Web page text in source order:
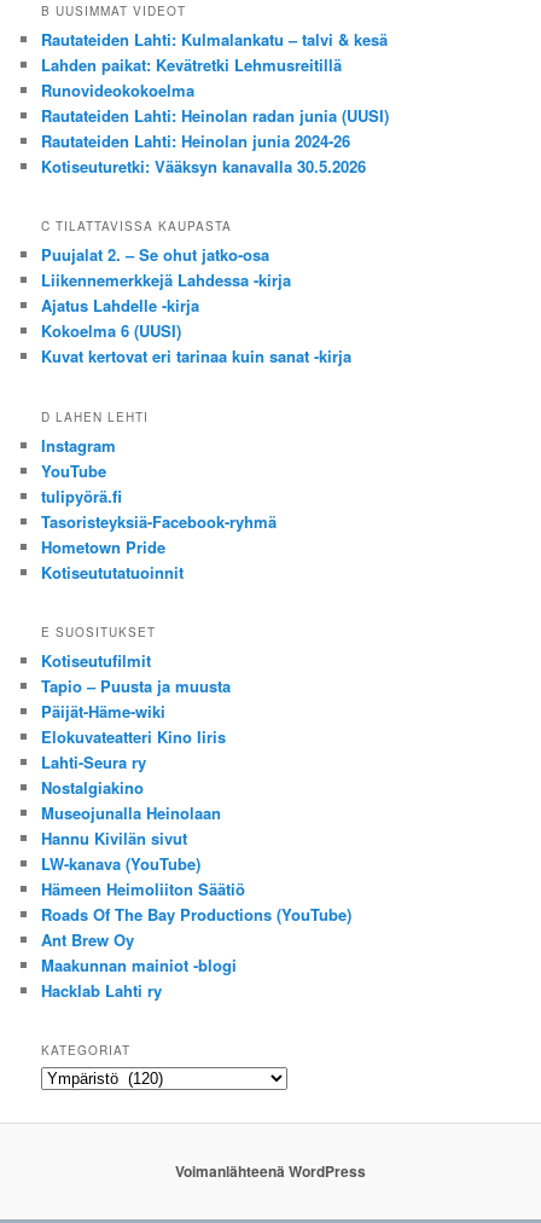
B UUSIMMAT VIDEOT
Rautateiden Lahti: Kulmalankatu – talvi & kesä
Lahden paikat: Kevätretki Lehmusreitillä
Runovideokokoelma
Rautateiden Lahti: Heinolan radan junia (UUSI)
Rautateiden Lahti: Heinolan junia 2024-26
Kotiseuturetki: Vääksyn kanavalla 30.5.2026
C TILATTAVISSA KAUPASTA
Puujalat 2. – Se ohut jatko-osa
Liikennemerkkejä Lahdessa -kirja
Ajatus Lahdelle -kirja
Kokoelma 6 (UUSI)
Kuvat kertovat eri tarinaa kuin sanat -kirja
D LAHEN LEHTI
Instagram
YouTube
tulipyörä.fi
Tasoristeyksiä-Facebook-ryhmä
Hometown Pride
Kotiseututatuoinnit
E SUOSITUKSET
Kotiseutufilmit
Tapio – Puusta ja muusta
Päijät-Häme-wiki
Elokuvateatteri Kino Iiris
Lahti-Seura ry
Nostalgiakino
Museojunalla Heinolaan
Hannu Kivilän sivut
LW-kanava (YouTube)
Hämeen Heimoliiton Säätiö
Roads Of The Bay Productions (YouTube)
Ant Brew Oy
Maakunnan mainiot -blogi
Hacklab Lahti ry
KATEGORIAT
Kategoriat
Voimanlähteenä WordPress